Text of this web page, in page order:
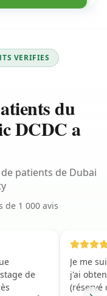
VERIFIES
du
DCDC a
patients de Dubai
1 000 avis
de
Je me
j'ai
(réservé